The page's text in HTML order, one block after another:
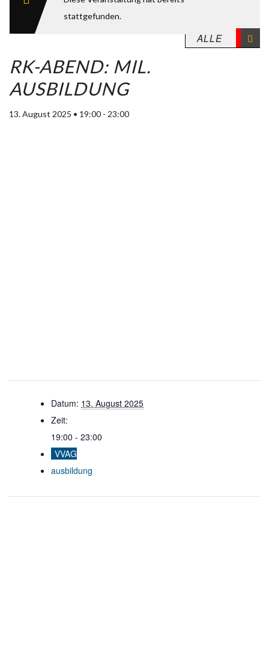
stattgefunden.
RK-ABEND: MIL.
AUSBILDUNG
13. August 2025 • 19:00 - 23:00
Datum: 13. August 2025
Zeit:
19:00 - 23:00
VVAG
ausbildung